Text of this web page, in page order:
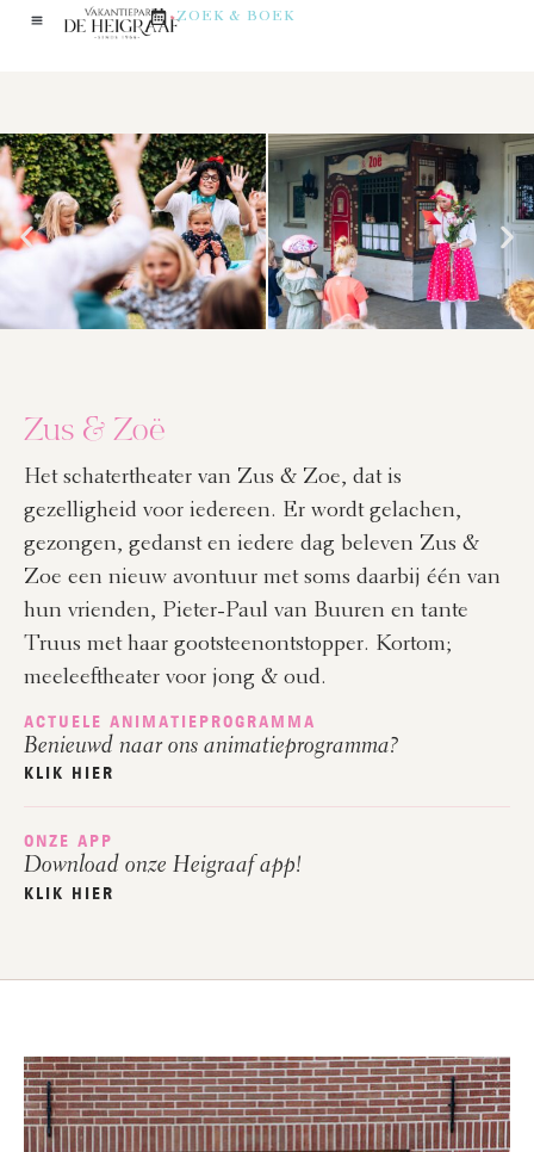
ZOEK & BOEK
Zus & Zoë
Het schatertheater van Zus & Zoe, dat is
gezelligheid voor iedereen. Er wordt gelachen,
gezongen, gedanst en iedere dag beleven Zus &
Zoe een nieuw avontuur met soms daarbij één van
hun vrienden, Pieter-Paul van Buuren en tante
Truus met haar gootsteenontstopper. Kortom;
meeleeftheater voor jong & oud.
ACTUELE ANIMATIEPROGRAMMA
Benieuwd naar ons animatieprogramma?
KLIK HIER
ONZE APP
Download onze Heigraaf app!
KLIK HIER